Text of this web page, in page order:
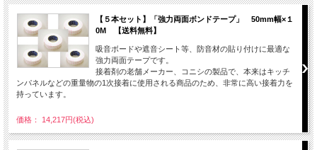
【５本セット】「強力両面ボンドテープ」 50mm幅×１
0M 【送料無料】
吸音ボードや遮音シート等、防音材の貼り付けに最適な
強力両面テープです。
接着剤の老舗メーカー、コニシの製品で、本来はキッチ
ンパネルなどの重量物の1次接着に使用される商品のため、非常に高い接着力を
持っています。
価格： 14,217円(税込)